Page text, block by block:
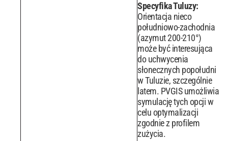
Specyfika Tuluzy:
Orientacja nieco
południowo-zachodnia
(azymut 200-210°)
może być interesująca
do uchwycenia
słonecznych popołudni
w Tuluzie, szczególnie
latem. PVGIS umożliwia
symulację tych opcji w
celu optymalizacji
zgodnie z profilem
zużycia.